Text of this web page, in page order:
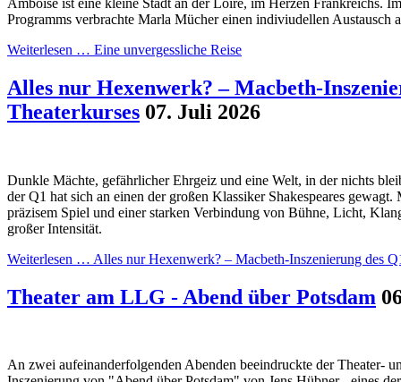
Programms verbrachte Marla Mücher einen indiviudellen Austausch
Weiterlesen … Eine unvergessliche Reise
Alles nur Hexenwerk? – Macbeth-
Theaterkurses 07. Juli 2026
Dunkle Mächte, gefährlicher Ehrgeiz und eine Welt, in der nichts
der Q1 hat sich an einen der großen Klassiker Shakespeares
präzisem Spiel und einer starken Verbindung von Bühne, Licht,
großer Intensität.
Weiterlesen … Alles nur Hexenwerk? – Macbeth-Inszenierung des
Theater am LLG - Abend über Potsdam
An zwei aufeinanderfolgenden Abenden beeindruckte der Theater-